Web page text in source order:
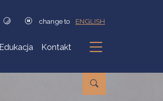
change to ENGLISH
Edukacja Kontakt
Podmenu